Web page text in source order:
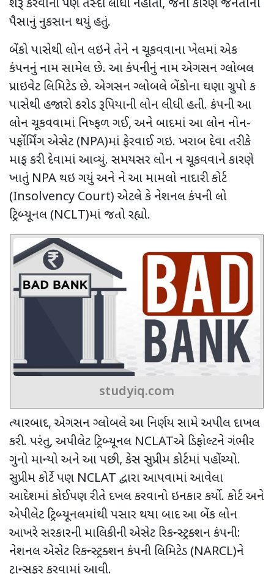
શરૂ કરવાની પણ તસ્દી લીધી નહોતી, જેના કારણે જનતાના
પૈસાનું નુકસાન થયું હતું.
બેંકો પાસેથી લોન લઇને તેને ન ચૂકવવાના ખેલમાં એક
કંપનનું નામ સામેલ છે. આ કંપનીનું નામ એગસન ગ્લોબલ
પ્રાઇવેટ લિમિટેડ છે. એગસન ગ્લોબલે બેંકોના ઘણા ગ્રુપો ક
પાસેથી હજારો કરોડ રૂપિયાની લોન લીધી હતી. કંપની આ
લોન ચૂકવવામાં નિષ્ફળ ગઈ, અને બાદમાં આ લોન નોન-
પર્ફોર્મિંગ એસેટ (NPA)માં ફેરવાઈ ગઇ. ખરાબ દેવા તરીકે
માફ કરી દેવામાં આવ્યું. સમયસર લોન ન ચૂકવવાને કારણે
ખાતું NPA થઇ ગયું અને ને આ મામલો નાદારી કોર્ટ
(Insolvency Court) એટલે કે નેશનલ કંપની લો
ટ્રિબ્યૂનલ (NCLT)માં જતો રહ્યો.
studyiq.com
ત્યારબાદ, એગસન ગ્લોબલે આ નિર્ણય સામે અપીલ દાખલ
કરી. પરંતુ, અપીલેટ ટ્રિબ્યૂનલ NCLATએ ડિફોલ્ટને ગંભીર
ગુનો માન્યો અને આ પછી, કેસ સુપ્રીમ કોર્ટમાં પહોંચ્યો.
સુપ્રીમ કોર્ટે પણ NCLAT દ્વારા આપવામાં આવેલા
આદેશમાં કોઈપણ રીતે દખલ કરવાનો ઇનકાર કર્યો. કોર્ટ અને
એપીલેટ ટ્રિબ્યૂનલમાંથી પસાર થયા બાદઆ બેંક લોન
આખરે સરકારની માલિકીની એસેટ રિકન્સ્ટ્રક્શન કંપની:
નેશનલ એસેટ રિકન્સ્ટ્રક્શન કંપની લિમિટેડ (NARCL)ને
ટ્રાન્સફર કરવામાં આવી.